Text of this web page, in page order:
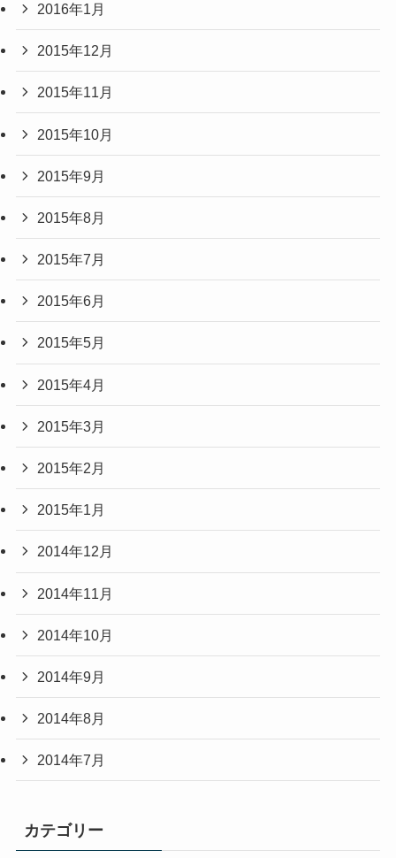
2016年1月
2015年12月
2015年11月
2015年10月
2015年9月
2015年8月
2015年7月
2015年6月
2015年5月
2015年4月
2015年3月
2015年2月
2015年1月
2014年12月
2014年11月
2014年10月
2014年9月
2014年8月
2014年7月
カテゴリー